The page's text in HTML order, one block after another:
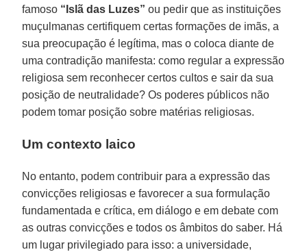
famoso “Islã das Luzes” ou pedir que as instituições
muçulmanas certifiquem certas formações de imãs, a
sua preocupação é legítima, mas o coloca diante de
uma contradição manifesta: como regular a expressão
religiosa sem reconhecer certos cultos e sair da sua
posição de neutralidade? Os poderes públicos não
podem tomar posição sobre matérias religiosas.
Um contexto laico
No entanto, podem contribuir para a expressão das
convicções religiosas e favorecer a sua formulação
fundamentada e crítica, em diálogo e em debate com
as outras convicções e todos os âmbitos do saber. Há
um lugar privilegiado para isso: a universidade,